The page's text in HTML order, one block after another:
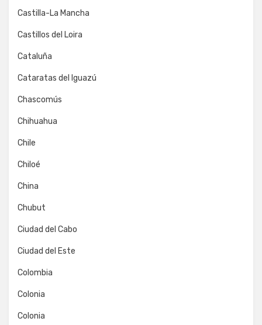
Castilla-La Mancha
Castillos del Loira
Cataluña
Cataratas del Iguazú
Chascomús
Chihuahua
Chile
Chiloé
China
Chubut
Ciudad del Cabo
Ciudad del Este
Colombia
Colonia
Colonia